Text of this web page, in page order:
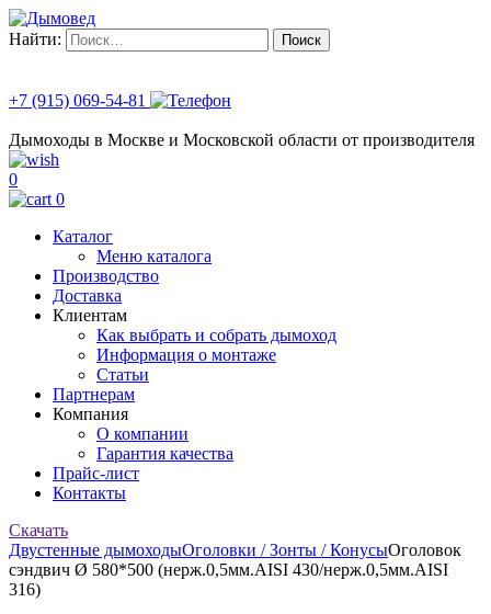
Найти:
+7 (915) 069-54-81
Дымоходы в Москве и Московской области от производителя
0
0
Каталог
Меню каталога
Производство
Доставка
Клиентам
Как выбрать и собрать дымоход
Информация о монтаже
Статьи
Партнерам
Компания
О компании
Гарантия качества
Прайс-лист
Контакты
Скачать
Двустенные дымоходыОголовки / Зонты / КонусыОголовок
сэндвич Ø 580*500 (нерж.0,5мм.AISI 430/нерж.0,5мм.AISI
316)